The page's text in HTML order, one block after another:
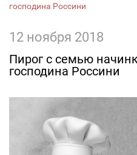
господина Россини
12 ноября 2018
Пирог с семью
господина Россини